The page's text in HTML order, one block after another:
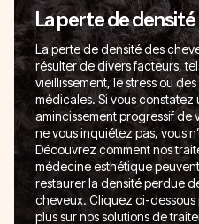
La perte de densité
La perte de densité des
résulter de divers facteurs,
vieillissement, le stress ou
médicales. Si vous constatez
amincissement progressif de
ne vous inquiétez pas, vous
Découvrez comment nos
médecine esthétique
restaurer la densité perdue
cheveux. Cliquez ci-dessous
plus sur nos solutions de